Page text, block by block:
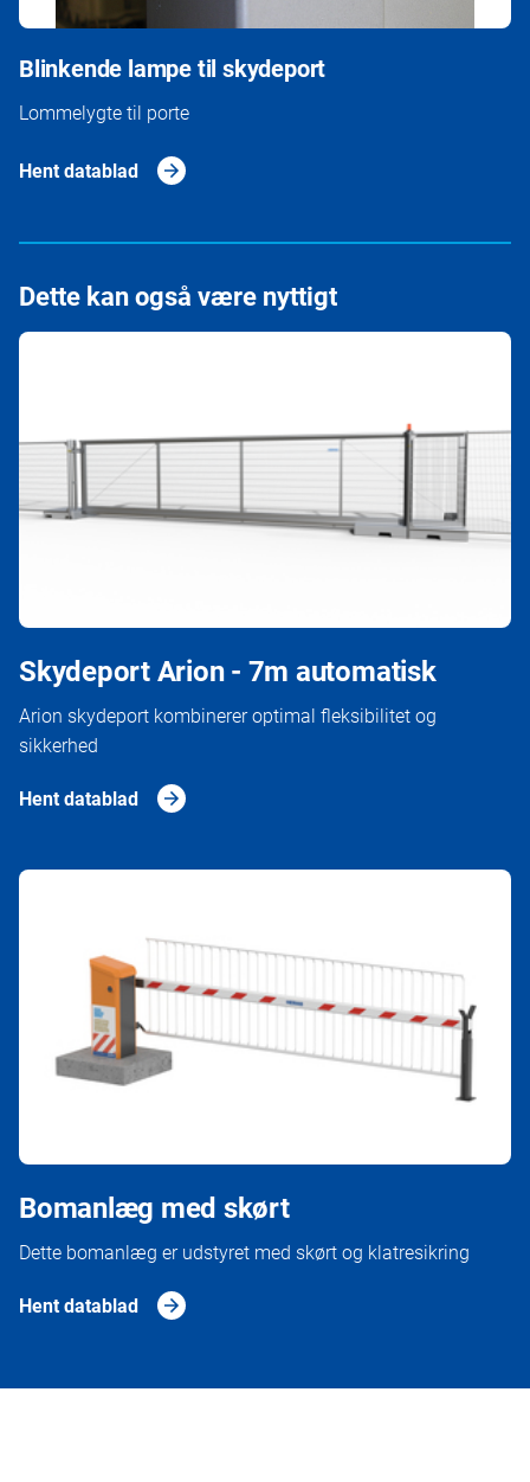
Blinkende lampe til skydeport
Lommelygte til porte
Hent datablad
Dette kan også være nyttigt
Skydeport Arion - 7m automatisk
Arion skydeport kombinerer optimal fleksibilitet og
sikkerhed
Hent datablad
Bomanlæg med skørt
Dette bomanlæg er udstyret med skørt og klatresikring
Hent datablad